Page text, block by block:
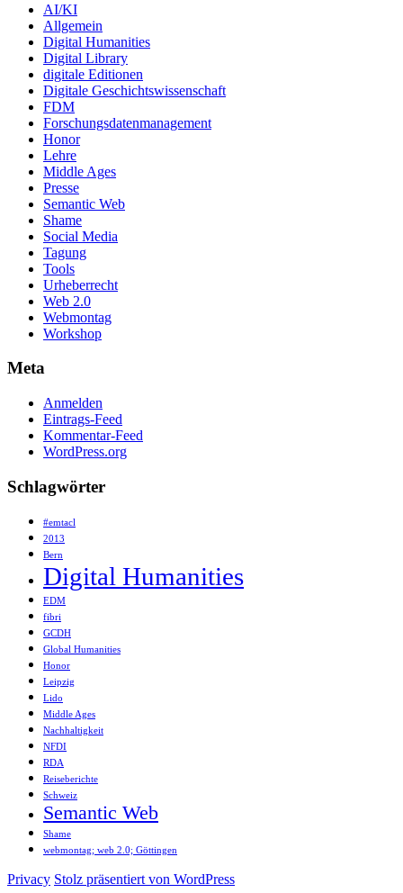
AI/KI
Allgemein
Digital Humanities
Digital Library
digitale Editionen
Digitale Geschichtswissenschaft
FDM
Forschungsdatenmanagement
Honor
Lehre
Middle Ages
Presse
Semantic Web
Shame
Social Media
Tagung
Tools
Urheberrecht
Web 2.0
Webmontag
Workshop
Meta
Anmelden
Eintrags-Feed
Kommentar-Feed
WordPress.org
Schlagwörter
#emtacl
2013
Bern
Digital Humanities
EDM
fibri
GCDH
Global Humanities
Honor
Leipzig
Lido
Middle Ages
Nachhaltigkeit
NFDI
RDA
Reiseberichte
Schweiz
Semantic Web
Shame
webmontag; web 2.0; Göttingen
Privacy Stolz präsentiert von WordPress